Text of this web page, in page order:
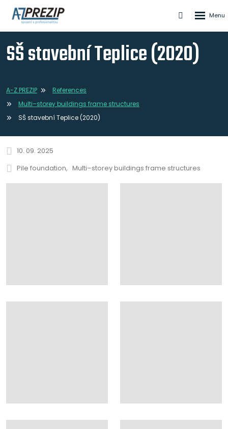
SŠ stavební Teplice (2020)
A-Z PREZIP
References
Multi–storey buildings frame structures
SŠ stavební Teplice (2020)
10. 09. 2025
Pile foundation
Multi–storey buildings frame structures